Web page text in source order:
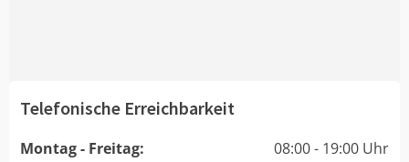
Telefonische Erreichbarkeit
Montag - Freitag:
08:00 - 19:00 Uhr